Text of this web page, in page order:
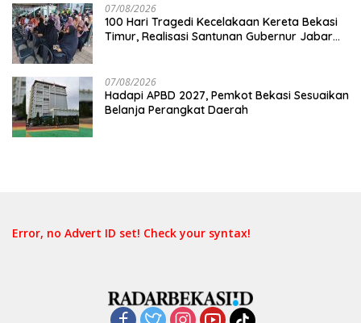
07/08/2026
100 Hari Tragedi Kecelakaan Kereta Bekasi
Timur, Realisasi Santunan Gubernur Jabar
07/08/2026
Hadapi APBD 2027, Pemkot Bekasi Sesuaikan
Belanja Perangkat Daerah
Error, no Advert ID set! Check your syntax!